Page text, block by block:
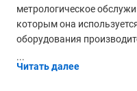
метрологическое
которым она
оборудования
...
Читать далее